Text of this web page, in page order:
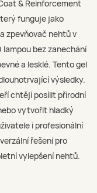
& Reinforcement
funguje jako
zpevňovač nehtů v
lampou bez zanechání
a lesklé. Tento gel
výsledky.
chtějí posílit přírodní
vytvořit hladký
i profesionální
řešení pro
vylepšení nehtů.